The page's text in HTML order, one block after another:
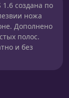
создана по
ножа
Дополнено
полос.
и без